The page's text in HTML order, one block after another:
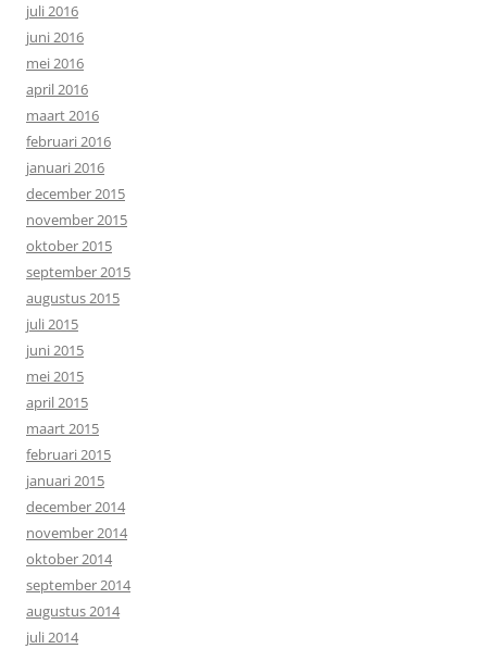
juli 2016
juni 2016
mei 2016
april 2016
maart 2016
februari 2016
januari 2016
december 2015
november 2015
oktober 2015
september 2015
augustus 2015
juli 2015
juni 2015
mei 2015
april 2015
maart 2015
februari 2015
januari 2015
december 2014
november 2014
oktober 2014
september 2014
augustus 2014
juli 2014